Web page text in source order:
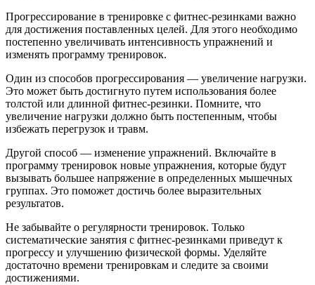
Прогрессирование в тренировке с фитнес-резинками важно
для достижения поставленных целей. Для этого необходимо
постепенно увеличивать интенсивность упражнений и
изменять программу тренировок.
Один из способов прогрессирования — увеличение нагрузки.
Это может быть достигнуто путем использования более
толстой или длинной фитнес-резинки. Помните, что
увеличение нагрузки должно быть постепенным, чтобы
избежать перегрузок и травм.
Другой способ — изменение упражнений. Включайте в
программу тренировок новые упражнения, которые будут
вызывать большее напряжение в определенных мышечных
группах. Это поможет достичь более выразительных
результатов.
Не забывайте о регулярности тренировок. Только
систематические занятия с фитнес-резинками приведут к
прогрессу и улучшению физической формы. Уделяйте
достаточно времени тренировкам и следите за своими
достижениями.